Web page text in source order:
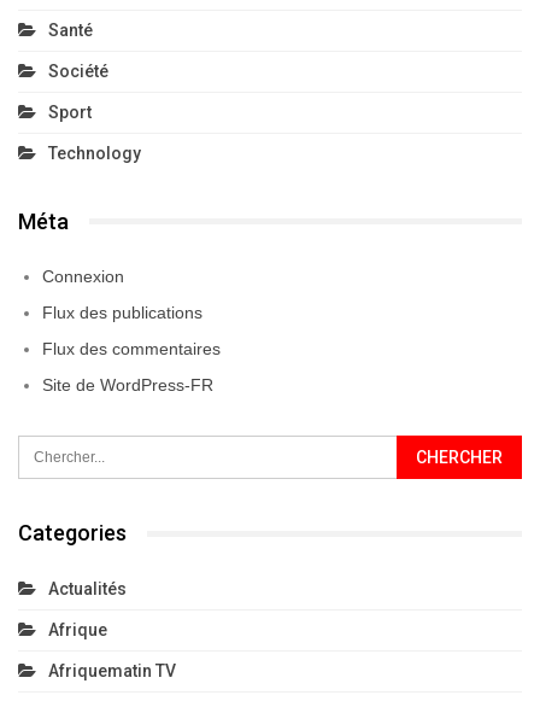
Santé
Société
Sport
Technology
Méta
Connexion
Flux des publications
Flux des commentaires
Site de WordPress-FR
Categories
Actualités
Afrique
Afriquematin TV